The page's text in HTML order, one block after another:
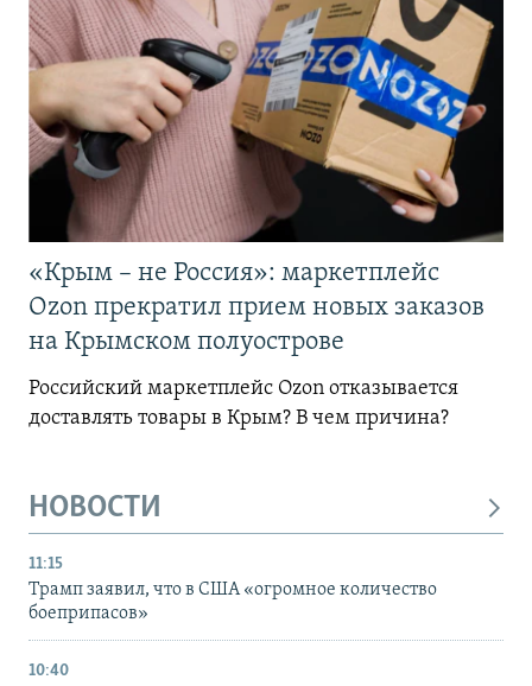
«Крым – не Россия»: маркетплейс
Ozon прекратил прием новых заказов
на Крымском полуострове
Российский маркетплейс Ozon отказывается
доставлять товары в Крым? В чем причина?
НОВОСТИ
11:15
Трамп заявил, что в США «огромное количество
боеприпасов»
10:40